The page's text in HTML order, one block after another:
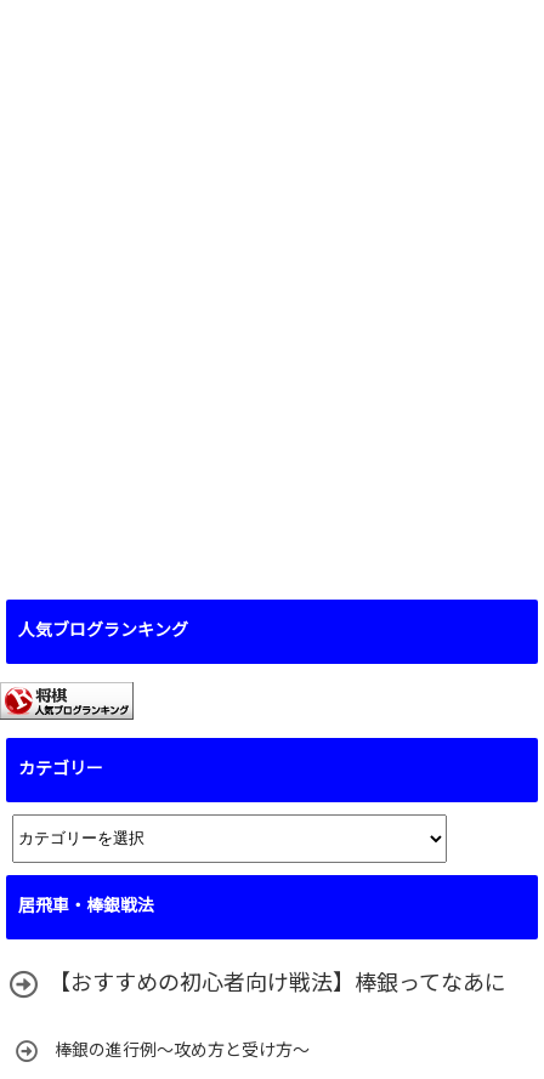
人気ブログランキング
カテゴリー
テ
居飛車・棒銀戦法
【おすすめの初心者向け戦法】棒銀ってなあに
棒銀の進行例～攻め方と受け方～